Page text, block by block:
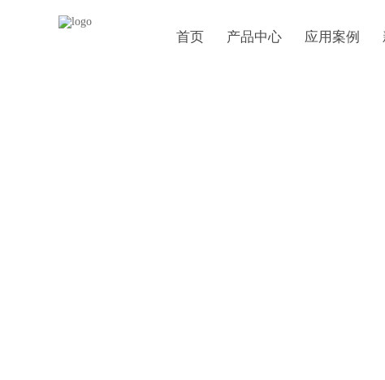
首页 产品中心 应用案例